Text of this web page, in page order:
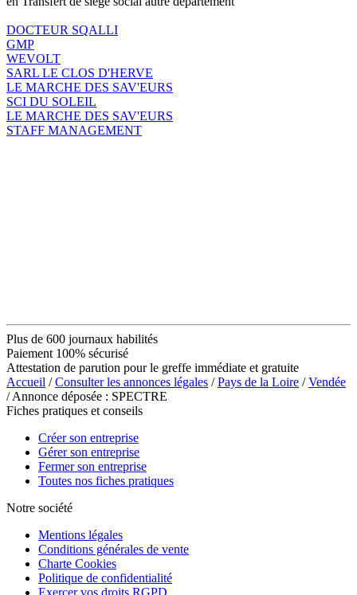
DOCTEUR SQALLI
GMP
WEVOLT
SARL LE CLOS D'HERVE
LE MARCHE DES SAV'EURS
SCI DU SOLEIL
LE MARCHE DES SAV'EURS
STAFF MANAGEMENT
Plus de 600 journaux habilités
Paiement 100% sécurisé
Attestation de parution pour le greffe immédiate et gratuite
Accueil /Consulter les annonces légales /Pays de la Loire /Vendée
/ Annonce déposée : SPECTRE
Fiches pratiques et conseils
Créer son entreprise
Gérer son entreprise
Fermer son entreprise
Toutes nos fiches pratiques
Notre société
Mentions légales
Conditions générales de vente
Charte Cookies
Politique de confidentialité
Exercer vos droits RGPD